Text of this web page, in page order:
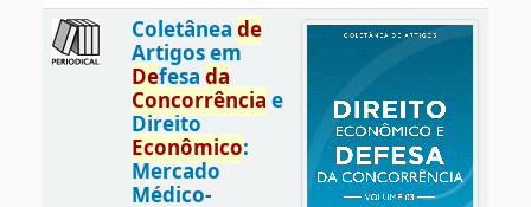
Coletânea de
Artigos em
Defesa da
Concorrência e
Direito
Econômico:
Mercado
Médico-